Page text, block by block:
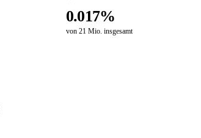
0.017%
von 21 Mio. insgesamt